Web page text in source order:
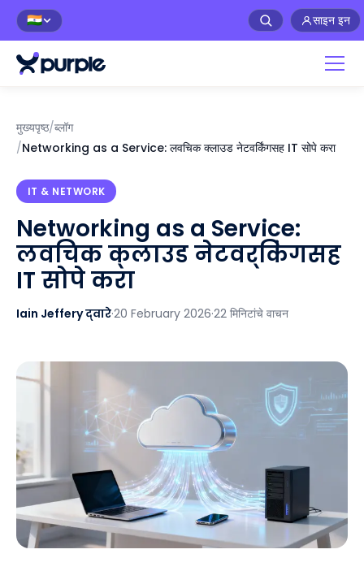
🇮🇳 साइन इन
मुख्यपृष्ठ/ब्लॉग
/Networking as a Service: लवचिक क्लाउड नेटवर्किंगसह IT सोपे करा
IT & NETWORK
Networking as a Service:
लवचिक क्लाउड नेटवर्किंगसह
IT सोपे करा
Iain Jeffery द्वारे·20 February 2026·22 मिनिटांचे वाचन